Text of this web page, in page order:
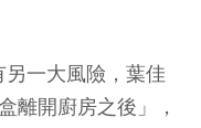
一大風險，葉佳
離開廚房之後」，